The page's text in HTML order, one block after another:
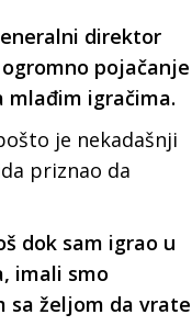
direktor
pojačanje
igračima.
je nekadašnji
priznao da
dok sam igrao u
imali smo
sa željom da vrate